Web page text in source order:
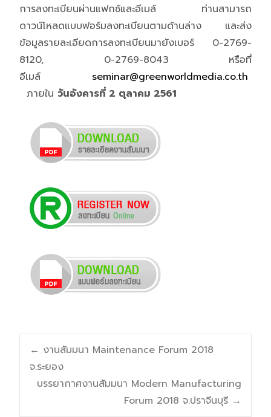
การลงทะเบียนผ่านแฟกซ์และอีเมล์ ท่านสามารถ
ดาวน์โหลดแบบฟอร์มลงทะเบียนตามด้านล่าง และส่ง
ข้อมูลรายละเอียดการลงทะเบียนมายังเบอร์ 0-2769-
8120, 0-2769-8043 หรือที่
อีเมล์ seminar@greenworldmedia.co.th
ภายใน วันอังคารที่ 2 ตุลาคม 2561
Post
navigation
← งานสัมมนา Maintenance Forum 2018
จ.ระยอง
บรรยากาศงานสัมมนา Modern Manufacturing
Forum 2018 จ.ปราจีนบุรี →